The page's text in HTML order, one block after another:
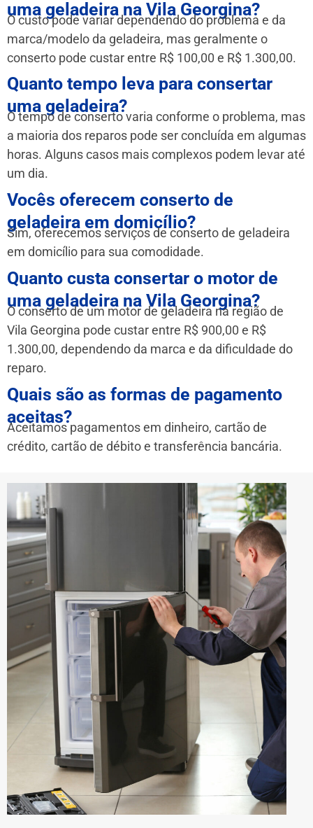
uma geladeira na Vila Georgina?
O custo pode variar dependendo do problema e da
marca/modelo da geladeira, mas geralmente o
conserto pode custar entre R$ 100,00 e R$ 1.300,00.
Quanto tempo leva para consertar
uma geladeira?
O tempo de conserto varia conforme o problema, mas
a maioria dos reparos pode ser concluída em algumas
horas. Alguns casos mais complexos podem levar até
um dia.
Vocês oferecem conserto de
geladeira em domicílio?
Sim, oferecemos serviços de conserto de geladeira
em domicílio para sua comodidade.
Quanto custa consertar o motor de
uma geladeira na Vila Georgina?
O conserto de um motor de geladeira na região de
Vila Georgina pode custar entre R$ 900,00 e R$
1.300,00, dependendo da marca e da dificuldade do
reparo.
Quais são as formas de pagamento
aceitas?
Aceitamos pagamentos em dinheiro, cartão de
crédito, cartão de débito e transferência bancária.